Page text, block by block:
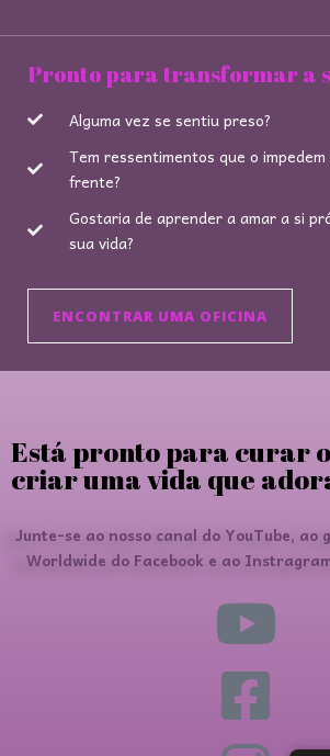
Pronto para transformar a
Alguma vez se sentiu preso?
Tem ressentimentos que o
frente?
Gostaria de aprender a amar a si
sua vida?
ENCONTRAR UMA OFICINA
Está pronto para curar
criar uma vida que
Junte-se ao nosso canal do YouTube, ao
Worldwide do Facebook e ao